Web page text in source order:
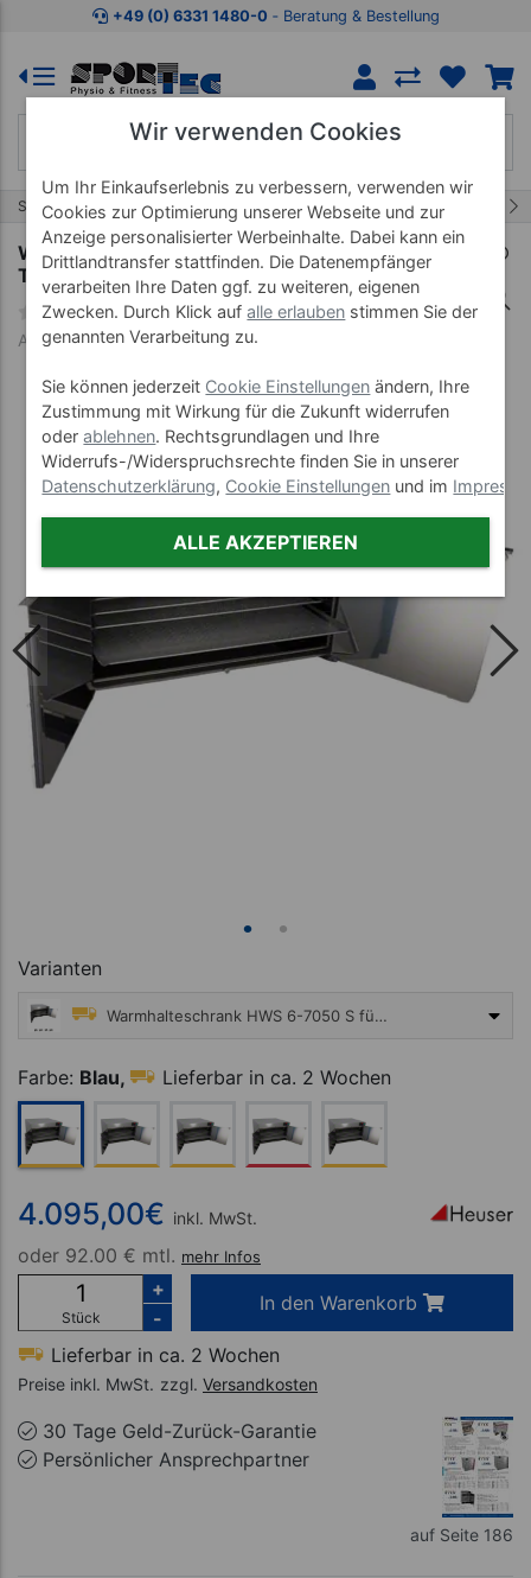
Zum Kaufbereich springen Zur Produktbeschreibung
+49 (0) 6331 1480-0 ‐ Beratung & Bestellung
Start Therapiebedarf Fango
Warmhalteschrank HWS 6-7050 S für Spitzner
Therm inkl. 4 Alu-Lochbleche
Art-Nr. 24839--01
Varianten
Warmhalteschrank HWS 6-7050 S für Spitzner Therm inkl. 4 Alu-Lochbleche
Farbe: Blau, Lieferbar in ca. 2 Wochen
4.095,00€ inkl. MwSt.
oder 92.00 € mtl. mehr Infos
Stück
+
-
In den Warenkorb
Lieferbar in ca. 2 Wochen
Preise inkl. MwSt. zzgl. Versandkosten
30 Tage Geld-Zurück-Garantie
Persönlicher Ansprechpartner
auf Seite 186
Wir verwenden Cookies
Um Ihr Einkaufserlebnis zu verbessern, verwenden wir
Cookies zur Optimierung unserer Webseite und zur
Anzeige personalisierter Werbeinhalte. Dabei kann ein
Drittlandtransfer stattfinden. Die Datenempfänger
verarbeiten Ihre Daten ggf. zu weiteren, eigenen
Zwecken. Durch Klick aufalle erlauben stimmen Sie der
genannten Verarbeitung zu.
Sie können jederzeit Cookie Einstellungen ändern, Ihre
Zustimmung mit Wirkung für die Zukunft widerrufen
oderablehnen. Rechtsgrundlagen und Ihre
Widerrufs-/Widerspruchsrechte finden Sie in unserer
Datenschutzerklärung, Cookie Einstellungen und im
ALLE AKZEPTIEREN